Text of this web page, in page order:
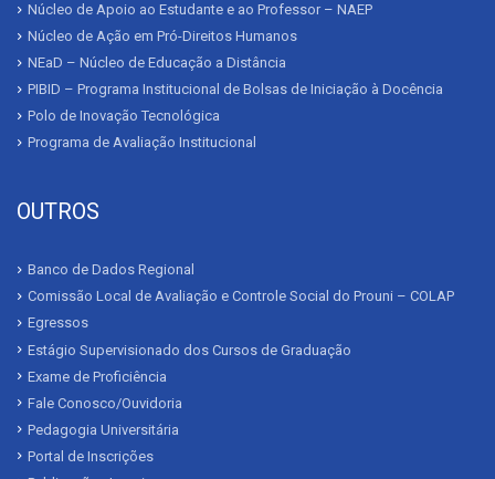
Núcleo de Apoio ao Estudante e ao Professor – NAEP
Núcleo de Ação em Pró-Direitos Humanos
NEaD – Núcleo de Educação a Distância
PIBID – Programa Institucional de Bolsas de Iniciação à Docência
Polo de Inovação Tecnológica
Programa de Avaliação Institucional
OUTROS
Banco de Dados Regional
Comissão Local de Avaliação e Controle Social do Prouni – COLAP
Egressos
Estágio Supervisionado dos Cursos de Graduação
Exame de Proficiência
Fale Conosco/Ouvidoria
Pedagogia Universitária
Portal de Inscrições